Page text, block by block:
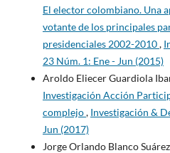
El elector colombiano. Una
votante de los principales
presidenciales 2002-2010,
23 Núm. 1: Ene - Jun (2015)
Aroldo Eliecer Guardiola
Investigación Acción
complejo, Investigación &
Jun (2017)
Jorge Orlando Blanco